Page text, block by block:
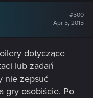
#500
Apr 5, 2015
dotyczące
lub zadań
nie zepsuć
gry osobiście. Po